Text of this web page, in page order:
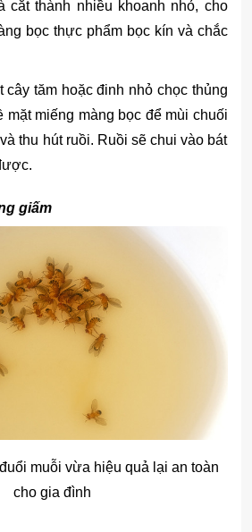
cắt thành nhiều khoanh nhỏ, cho
bọc thực phẩm bọc kín và chắc
cây tăm hoặc đinh nhỏ chọc thủng
mặt miếng màng bọc để mùi chuối
thu hút ruồi. Ruồi sẽ chui vào bát
giấm
muỗi vừa hiệu quả lại an toàn
cho gia đình